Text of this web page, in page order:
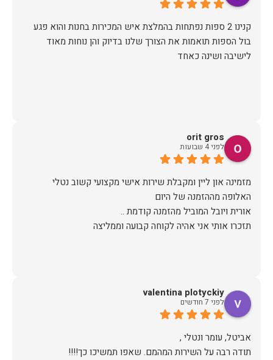
קנינו 2 ספות נפתחות בהמלצת איש המכירות בחנות והוא פגע
בול הספות תואמות את הצורך שלנו בדיוק והן נוחות מאוד
לישיבה ושינה כאחד
orit gros
לפני 4 שבועות
מזמינה און ליין ומקבלת שירות אישי מקצועי קשוב נטלי
תזכרו אותי אני אהיה לקוחה קבועה וממליצה
valentina plotyckiy
לפני 7 חודשים
תודה רבה על השירות המהמם. שאפו תמשיכו כך!!!!